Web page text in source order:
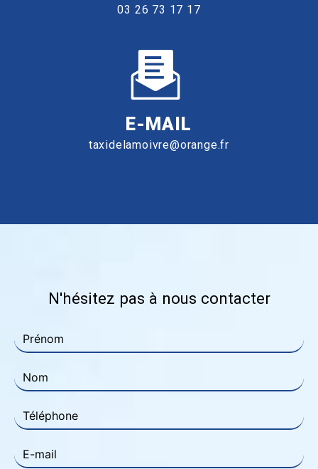
03 26 73 17 17
E-MAIL
taxidelamoivre@orange.fr
N'hésitez pas à nous contacter